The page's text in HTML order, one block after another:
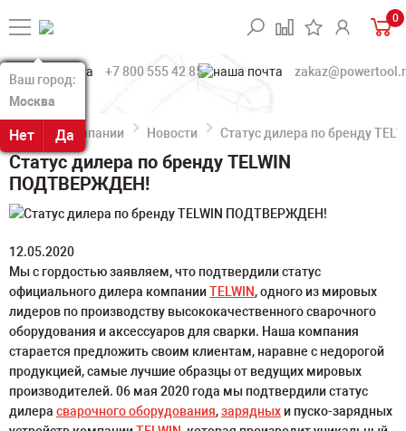
Ваш город:
Москва
Нет Да
Ваш город:
Москва
Нет Да
0
+7 800 555 42 85
О компании Новости Статус дилера по бренду
Статус дилера по бренду TELWIN
ПОДТВЕРЖДЕН!
12.05.2020
Мы с гордостью заявляем, что подтвердили статус
официального дилера компанииTELWIN, одного из мировых
лидеров по производству высококачественного сварочного
оборудования и аксессуаров для сварки. Наша компания
старается предложить своим клиентам, наравне с недорогой
продукцией, самые лучшие образцы от ведущих мировых
производителей. 06 мая 2020 года мы подтвердили статус
дилера сварочного оборудования,зарядных и пуско-зарядных